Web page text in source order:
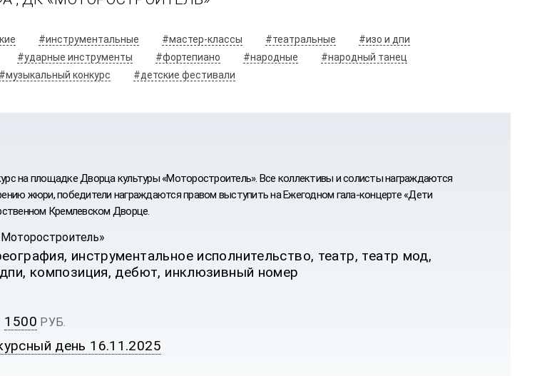
#инструментальные #мастер-классы #театральные
#изо и дпи
#ударные инструменты #фортепиано #народные
#народный танец
#музыкальный конкурс #детские фестивали
на площадке Дворца культуры «Моторостроитель». Все коллективы и солисты награждаются
жюри, победители награждаются правом выступить на Ежегодном гала-концерте «Дети
Кремлевском Дворце.
инструментальное исполнительство, театр, театр мод,
композиция, дебют, инклюзивный номер
1500 РУБ.
день 16.11.2025